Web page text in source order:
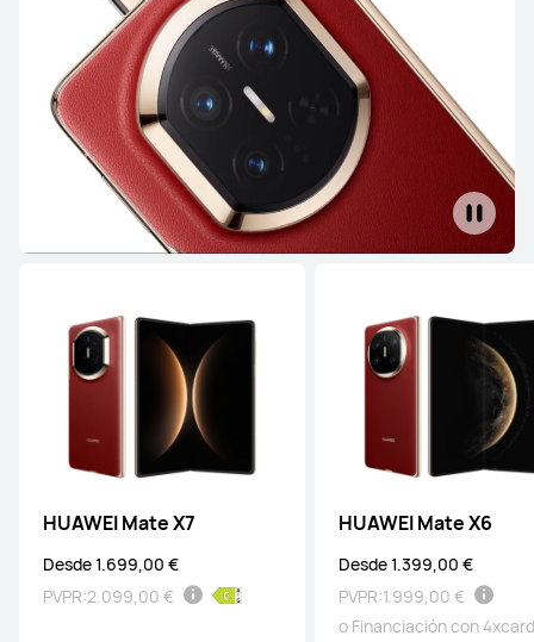
HUAWEI Mate X7
Desde 1.699,00 €
PVPR:2.099,00 €
HUAWEI Mate X6
Desde 1.399,00 €
PVPR:1.999,00 €
o Financiación con